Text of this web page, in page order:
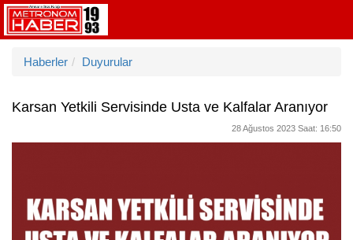
Haberler Duyurular
Karsan Yetkili Servisinde Usta ve Kalfalar Aranıyor
28 Ağustos 2023 Saat: 16:50